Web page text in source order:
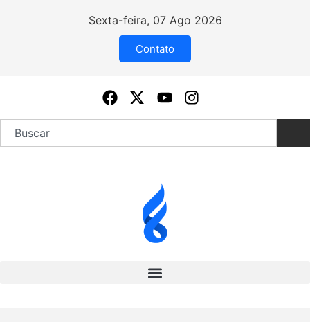
Sexta-feira, 07 Ago 2026
Contato